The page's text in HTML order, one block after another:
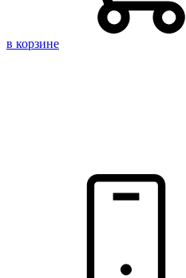
в корзине